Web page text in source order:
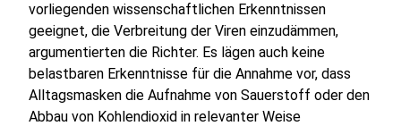
vorliegenden wissenschaftlichen Erkenntnissen
geeignet, die Verbreitung der Viren einzudämmen,
argumentierten die Richter. Es lägen auch keine
belastbaren Erkenntnisse für die Annahme vor, dass
Alltagsmasken die Aufnahme von Sauerstoff oder den
Abbau von Kohlendioxid in relevanter Weise